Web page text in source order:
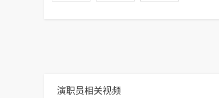
演职员相关视频